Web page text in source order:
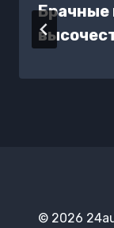
Брачные
© 2026